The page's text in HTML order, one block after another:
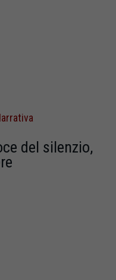
del silenzio,